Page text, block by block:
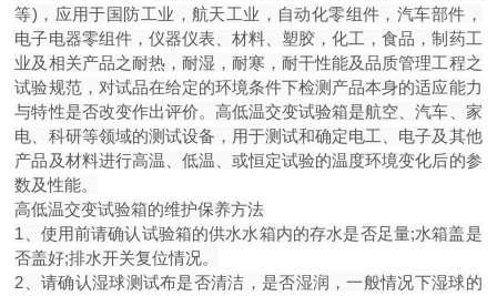
等)，应用于国防工业，航天工业，自动化零组件，汽车部件，
电子电器零组件，仪器仪表、材料、塑胶，化工，食品，制药工
业及相关产品之耐热，耐湿，耐寒，耐干性能及品质管理工程之
试验规范，对试品在给定的环境条件下检测产品本身的适应能力
与特性是否改变作出评价。高低温交变试验箱是航空、汽车、家
电、科研等领域的测试设备，用于测试和确定电工、电子及其他
产品及材料进行高温、低温、或恒定试验的温度环境变化后的参
数及性能。
高低温交变试验箱的维护保养方法
1、使用前请确认试验箱的供水水箱内的存水是否足量;水箱盖是
否盖好;排水开关复位情况。
2、请确认湿球测试布是否清洁，是否湿润，一般情况下湿球的